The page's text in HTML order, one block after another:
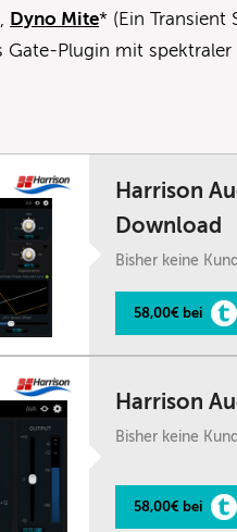
Dyno Mite* (Ein Transient
Gate-Plugin mit
Harrison
Download
Bisher keine
58,00€ bei
Harrison
Bisher keine
58,00€ bei